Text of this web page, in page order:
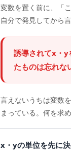
変数を置く前に、「
自分で発見してから言
誘導されてx・y
たものは忘れな
言えないうちは変数
まっている。何を求
x・yの単位を先に